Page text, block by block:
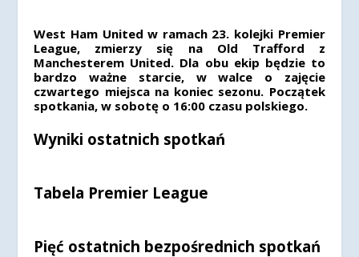
West Ham United w ramach 23. kolejki Premier
League, zmierzy się na Old Trafford z
Manchesterem United. Dla obu ekip będzie to
bardzo ważne starcie, w walce o zajęcie
czwartego miejsca na koniec sezonu. Początek
spotkania, w sobotę o 16:00 czasu polskiego.
Wyniki ostatnich spotkań
Tabela Premier League
Pięć ostatnich bezpośrednich spotkań